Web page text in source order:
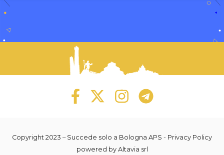
Copyright 2023 – Succede solo a Bologna APS - Privacy Policy
powered by Altavia srl